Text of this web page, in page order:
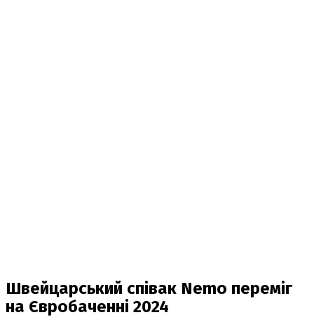
Швейцарський співак Nemo переміг
на Євробаченні 2024